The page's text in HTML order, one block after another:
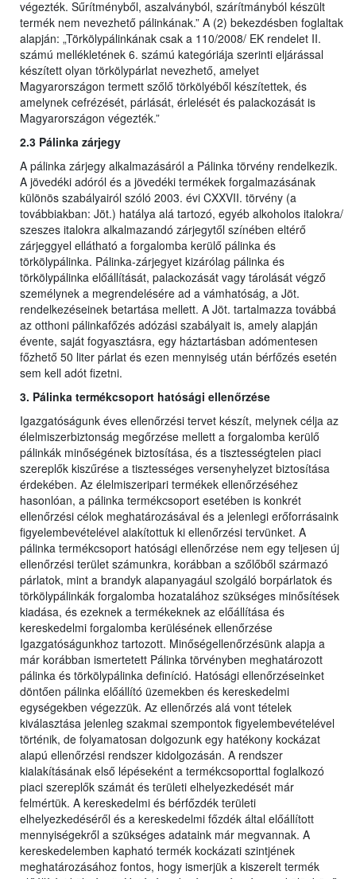
végezték. Sűrítményből, aszalványból, szárítmányból készült
termék nem nevezhető pálinkának.” A (2) bekezdésben foglaltak
alapján: „Törkölypálinkának csak a 110/2008/ EK rendelet II.
számú mellékletének 6. számú kategóriája szerinti eljárással
készített olyan törkölypárlat nevezhető, amelyet
Magyarországon termett szőlő törkölyéből készítettek, és
amelynek cefrézését, párlását, érlelését és palackozását is
Magyarországon végezték.”
2.3 Pálinka zárjegy
A pálinka zárjegy alkalmazásáról a Pálinka törvény rendelkezik.
A jövedéki adóról és a jövedéki termékek forgalmazásának
különös szabályairól szóló 2003. évi CXXVII. törvény (a
továbbiakban: Jöt.) hatálya alá tartozó, egyéb alkoholos italokra/
szeszes italokra alkalmazandó zárjegytől színében eltérő
zárjeggyel ellátható a forgalomba kerülő pálinka és
törkölypálinka. Pálinka-zárjegyet kizárólag pálinka és
törkölypálinka előállítását, palackozását vagy tárolását végző
személynek a megrendelésére ad a vámhatóság, a Jöt.
rendelkezéseinek betartása mellett. A Jöt. tartalmazza továbbá
az otthoni pálinkafőzés adózási szabályait is, amely alapján
évente, saját fogyasztásra, egy háztartásban adómentesen
főzhető 50 liter párlat és ezen mennyiség után bérfőzés esetén
sem kell adót fizetni.
3. Pálinka termékcsoport hatósági ellenőrzése
Igazgatóságunk éves ellenőrzési tervet készít, melynek célja az
élelmiszerbiztonság megőrzése mellett a forgalomba kerülő
pálinkák minőségének biztosítása, és a tisztességtelen piaci
szereplők kiszűrése a tisztességes versenyhelyzet biztosítása
érdekében. Az élelmiszeripari termékek ellenőrzéséhez
hasonlóan, a pálinka termékcsoport esetében is konkrét
ellenőrzési célok meghatározásával és a jelenlegi erőforrásaink
figyelembevételével alakítottuk ki ellenőrzési tervünket. A
pálinka termékcsoport hatósági ellenőrzése nem egy teljesen új
ellenőrzési terület számunkra, korábban a szőlőből származó
párlatok, mint a brandyk alapanyagául szolgáló borpárlatok és
törkölypálinkák forgalomba hozatalához szükséges minősítések
kiadása, és ezeknek a termékeknek az előállítása és
kereskedelmi forgalomba kerülésének ellenőrzése
Igazgatóságunkhoz tartozott. Minőségellenőrzésünk alapja a
már korábban ismertetett Pálinka törvényben meghatározott
pálinka és törkölypálinka definíció. Hatósági ellenőrzéseinket
döntően pálinka előállító üzemekben és kereskedelmi
egységekben végezzük. Az ellenőrzés alá vont tételek
kiválasztása jelenleg szakmai szempontok figyelembevételével
történik, de folyamatosan dolgozunk egy hatékony kockázat
alapú ellenőrzési rendszer kidolgozásán. A rendszer
kialakításának első lépéseként a termékcsoporttal foglalkozó
piaci szereplők számát és területi elhelyezkedését már
felmértük. A kereskedelmi és bérfőzdék területi
elhelyezkedéséről és a kereskedelmi főzdék által előállított
mennyiségekről a szükséges adataink már megvannak. A
kereskedelemben kapható termék kockázati szintjének
meghatározásához fontos, hogy ismerjük a kiszerelt termék